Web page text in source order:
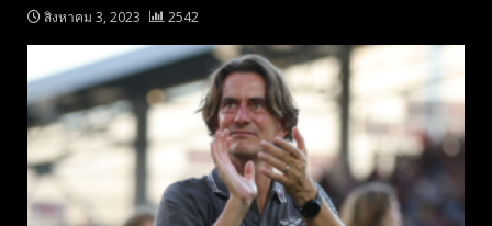
สิงหาคม 3, 2023 2542